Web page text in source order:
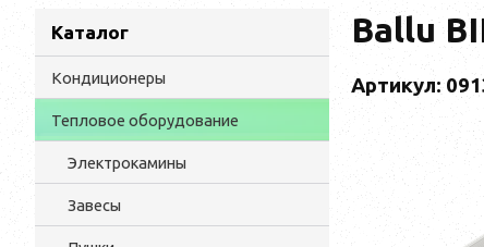
Каталог
Кондиционеры
Тепловое оборудование
Электрокамины
Завесы
Ballu
Артикул: